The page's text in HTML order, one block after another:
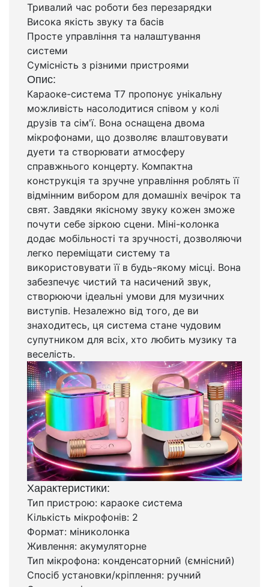
Тривалий час роботи без перезарядки
Висока якість звуку та басів
Просте управління та налаштування
системи
Сумісність з різними пристроями
Опис:
Караоке-система T7 пропонує унікальну
можливість насолодитися співом у колі
друзів та сім'ї. Вона оснащена двома
мікрофонами, що дозволяє влаштовувати
дуети та створювати атмосферу
справжнього концерту. Компактна
конструкція та зручне управління роблять її
відмінним вибором для домашніх вечірок та
свят. Завдяки якісному звуку кожен зможе
почути себе зіркою сцени. Міні-колонка
додає мобільності та зручності, дозволяючи
легко переміщати систему та
використовувати її в будь-якому місці. Вона
забезпечує чистий та насичений звук,
створюючи ідеальні умови для музичних
виступів. Незалежно від того, де ви
знаходитесь, ця система стане чудовим
супутником для всіх, хто любить музику та
веселість.
Характеристики:
Тип пристрою: караоке система
Кількість мікрофонів: 2
Формат: міниколонка
Живлення: акумуляторне
Тип мікрофона: конденсаторний (ємнісний)
Спосіб установки/кріплення: ручний